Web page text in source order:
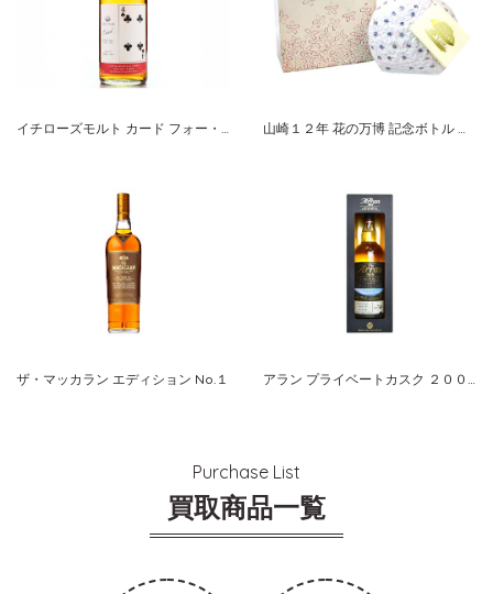
イチローズモルト カード フォー・オブ・クラブス 山崎１２年 花の万博 記念ボトル 桜陶器 サントリー ピュアモルト
ザ・マッカラン エディション No.１ アラン プライベートカスク ２００１年 バーボンバレル １４年
Purchase List
買取商品一覧